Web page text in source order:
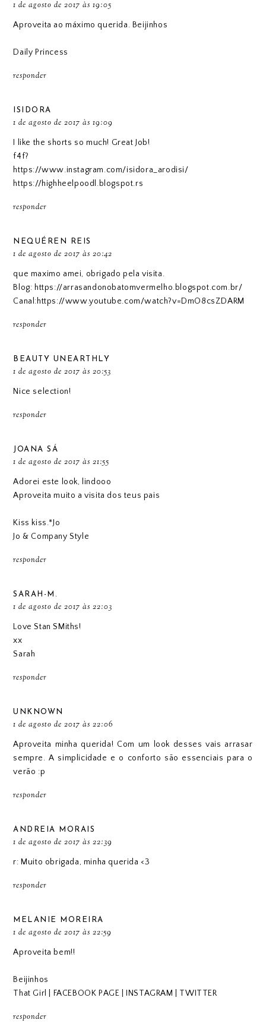
1 de agosto de 2017 às 19:05
Aproveita ao máximo querida. Beijinhos
Daily Princess
responder
ISIDORA
1 de agosto de 2017 às 19:09
I like the shorts so much! Great Job!
f4f?
https://www.instagram.com/isidora_arodisi/
https://highheelpoodl.blogspot.rs
responder
NEQUÉREN REIS
1 de agosto de 2017 às 20:42
que maximo amei, obrigado pela visita.
Blog: https://arrasandonobatomvermelho.blogspot.com.br/
Canal:https://www.youtube.com/watch?v=DmO8csZDARM
responder
BEAUTY UNEARTHLY
1 de agosto de 2017 às 20:53
Nice selection!
responder
JOANA SÁ
1 de agosto de 2017 às 21:55
Adorei este look, lindooo
Aproveita muito a visita dos teus pais
Kiss kiss.*Jo
Jo & Company Style
responder
SARAH-M.
1 de agosto de 2017 às 22:03
Love Stan SMiths!
xx
Sarah
responder
UNKNOWN
1 de agosto de 2017 às 22:06
Aproveita minha querida! Com um look desses vais arrasar
sempre. A simplicidade e o conforto são essenciais para o
verão :p
responder
ANDREIA MORAIS
1 de agosto de 2017 às 22:39
r: Muito obrigada, minha querida <3
responder
MELANIE MOREIRA
1 de agosto de 2017 às 22:59
Aproveita bem!!
Beijinhos
That Girl
FACEBOOK PAGE INSTAGRAM TWITTER
responder